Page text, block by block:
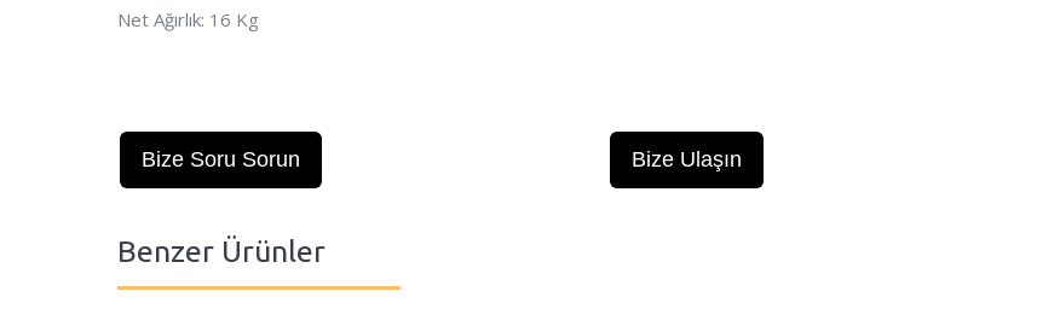
Net Ağırlık: 16 Kg
Bize Soru Sorun Bize Ulaşın
Benzer Ürünler